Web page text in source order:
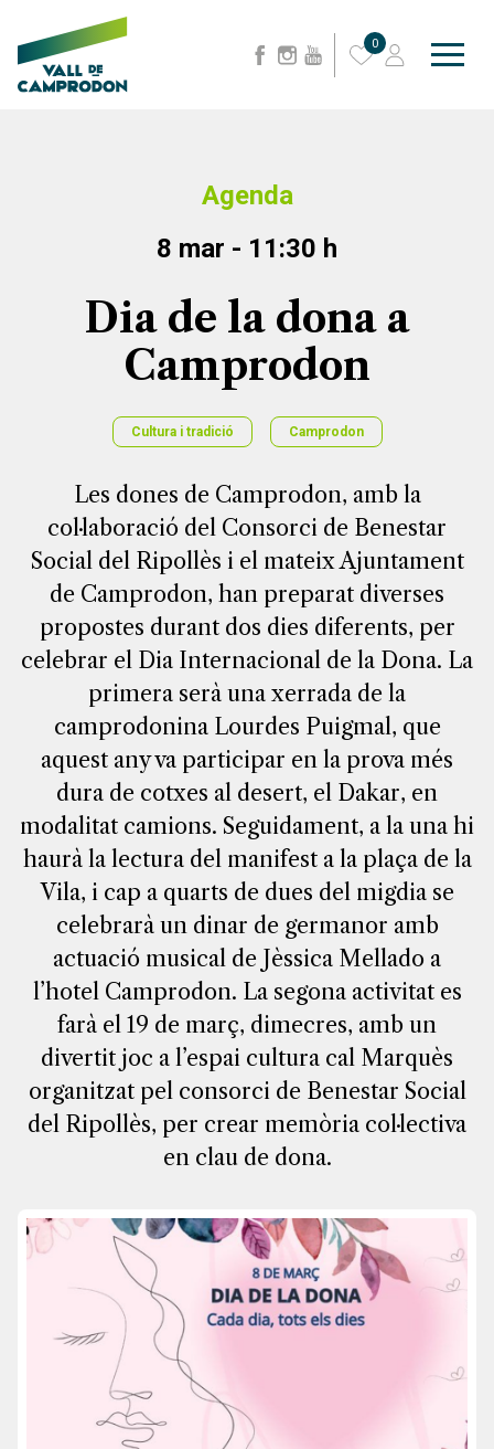
0
Agenda
8 mar - 11:30 h
Dia de la dona a
Camprodon
Cultura i tradició Camprodon
Les dones de Camprodon, amb la
col·laboració del Consorci de Benestar
Social del Ripollès i el mateix Ajuntament
de Camprodon, han preparat diverses
propostes durant dos dies diferents, per
celebrar el Dia Internacional de la Dona. La
primera serà una xerrada de la
camprodonina Lourdes Puigmal, que
aquest any va participar en la prova més
dura de cotxes al desert, el Dakar, en
modalitat camions. Seguidament, a la una hi
haurà la lectura del manifest a la plaça de la
Vila, i cap a quarts de dues del migdia se
celebrarà un dinar de germanor amb
actuació musical de Jèssica Mellado a
l’hotel Camprodon. La segona activitat es
farà el 19 de març, dimecres, amb un
divertit joc a l’espai cultura cal Marquès
organitzat pel consorci de Benestar Social
del Ripollès, per crear memòria col·lectiva
en clau de dona.